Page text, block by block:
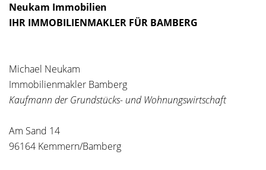
Neukam Immobilien
IHR IMMOBILIENMAKLER FÜR BAMBERG
Michael Neukam
Immobilienmakler Bamberg
Kaufmann der Grundstücks- und Wohnungswirtschaft
Am Sand 14
96164 Kemmern/Bamberg